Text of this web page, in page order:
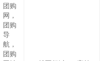
团购
网，
团购
导
航，
团购